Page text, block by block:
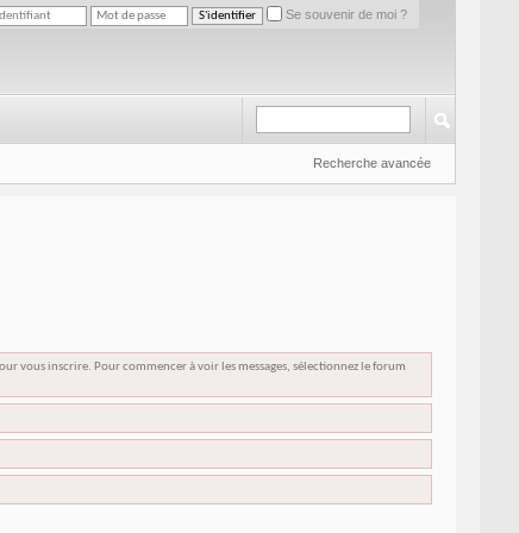
Se souvenir de moi ?
Recherche avancée
vous inscrire. Pour commencer à voir les messages, sélectionnez le forum